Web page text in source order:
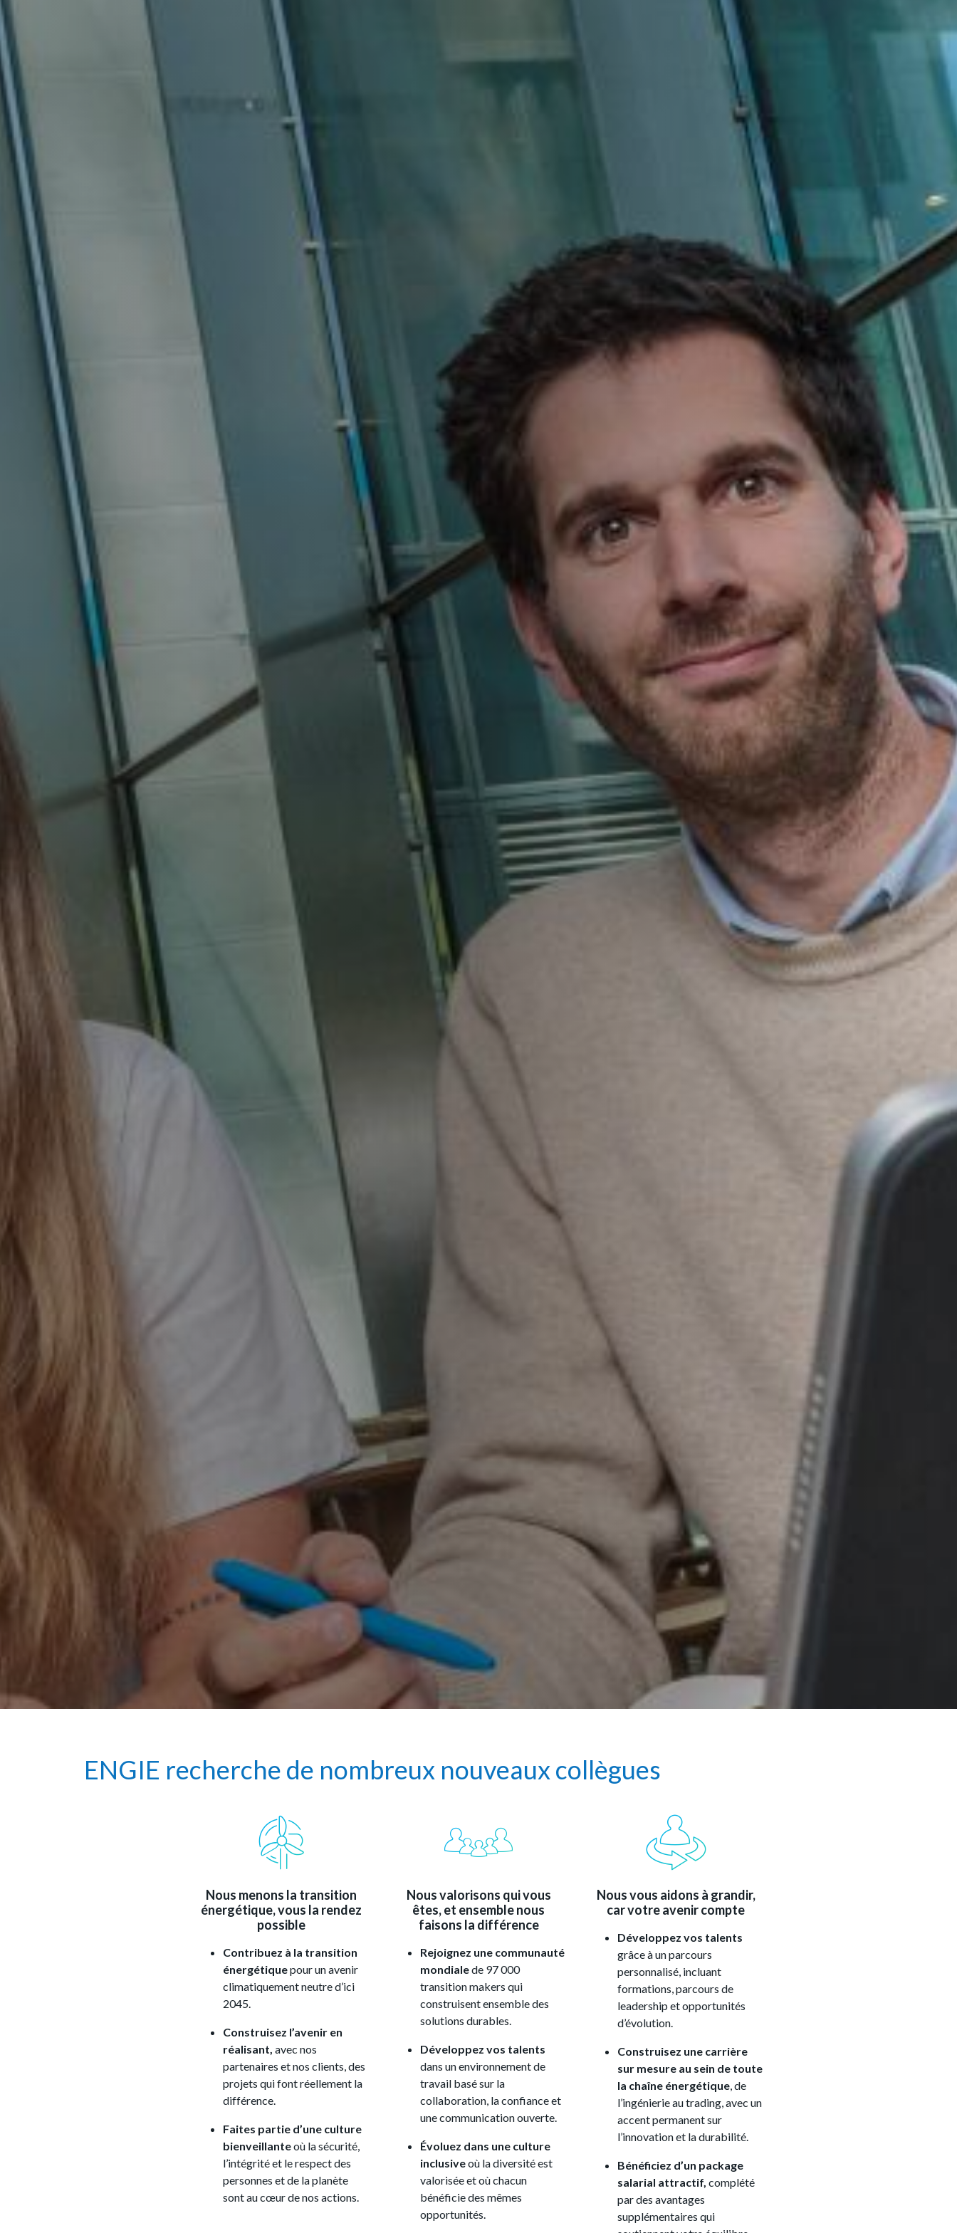
ENGIE recherche de nombreux nouveaux collègues
Nous menons la transition
énergétique, vous la rendez
possible
Contribuez à la transition
énergétiquepour un avenir
climatiquement neutre d’ici
2045.
Construisez l’avenir en
réalisant, avec nos
partenaires et nos clients, des
projets qui font réellement la
différence.
Faites partie d’une culture
bienveillanteoù la sécurité,
l’intégrité et le respect des
personnes et de la planète
sont au cœur de nos actions.
Nous valorisons qui vous
êtes, et ensemble nous
faisons la différence
Rejoignez une communauté
mondialede 97 000
transition makers qui
construisent ensemble des
solutions durables.
Développez vos talents
dans un environnement de
travail basé sur la
collaboration, la confiance et
une communication ouverte.
Évoluez dans une culture
inclusiveoù la diversité est
valorisée et où chacun
bénéficie des mêmes
opportunités.
Nous vous aidons à grandir,
car votre avenir compte
Développez vos talents
grâce à un parcours
personnalisé, incluant
formations, parcours de
leadership et opportunités
d’évolution.
Construisez une carrière
sur mesure au sein de toute
la chaîne énergétique, de
l’ingénierie au trading, avec un
accent permanent sur
l’innovation et la durabilité.
Bénéficiez d’un package
salarial attractif, complété
par des avantages
supplémentaires qui